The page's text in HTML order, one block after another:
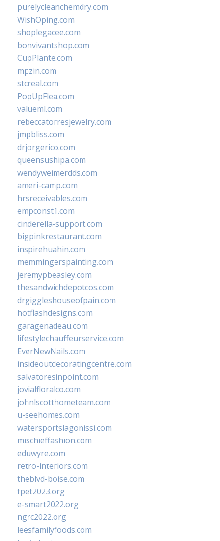
purelycleanchemdry.com
WishOping.com
shoplegacee.com
bonvivantshop.com
CupPlante.com
mpzin.com
stcreal.com
PopUpFlea.com
valueml.com
rebeccatorresjewelry.com
jmpbliss.com
drjorgerico.com
queensushipa.com
wendyweimerdds.com
ameri-camp.com
hrsreceivables.com
empconst1.com
cinderella-support.com
bigpinkrestaurant.com
inspirehuahin.com
memmingerspainting.com
jeremypbeasley.com
thesandwichdepotcos.com
drgiggleshouseofpain.com
hotflashdesigns.com
garagenadeau.com
lifestylechauffeurservice.com
EverNewNails.com
insideoutdecoratingcentre.com
salvatoresinpoint.com
jovialfloralco.com
johnlscotthometeam.com
u-seehomes.com
watersportslagonissi.com
mischieffashion.com
eduwyre.com
retro-interiors.com
theblvd-boise.com
fpet2023.org
e-smart2022.org
ngrc2022.org
leesfamilyfoods.com